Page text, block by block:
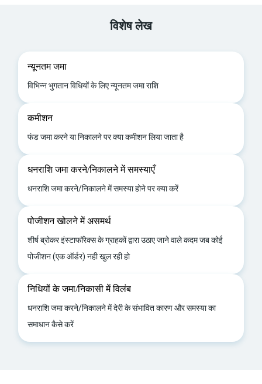
विशेष लेख
न्यूनतम जमा
विभिन्न भुगतान विधियों के लिए न्यूनतम जमा राशि
कमीशन
फंड जमा करने या निकालने पर क्या कमीशन लिया जाता है
धनराशि जमा करने/निकालने में समस्याएँ
धनराशि जमा करने/निकालने में समस्या होने पर क्या करें
पोजीशन खोलने में असमर्थ
शीर्ष ब्रोकर इंस्टाफॉरेक्स के ग्राहकों द्वारा उठाए जाने वाले कदम जब कोई
पोजीशन (एक ऑर्डर) नही खुल रही हो
निधियों के जमा/निकासी में विलंब
धनराशि जमा करने/निकालने में देरी के संभावित कारण और समस्या का
समाधान कैसे करें